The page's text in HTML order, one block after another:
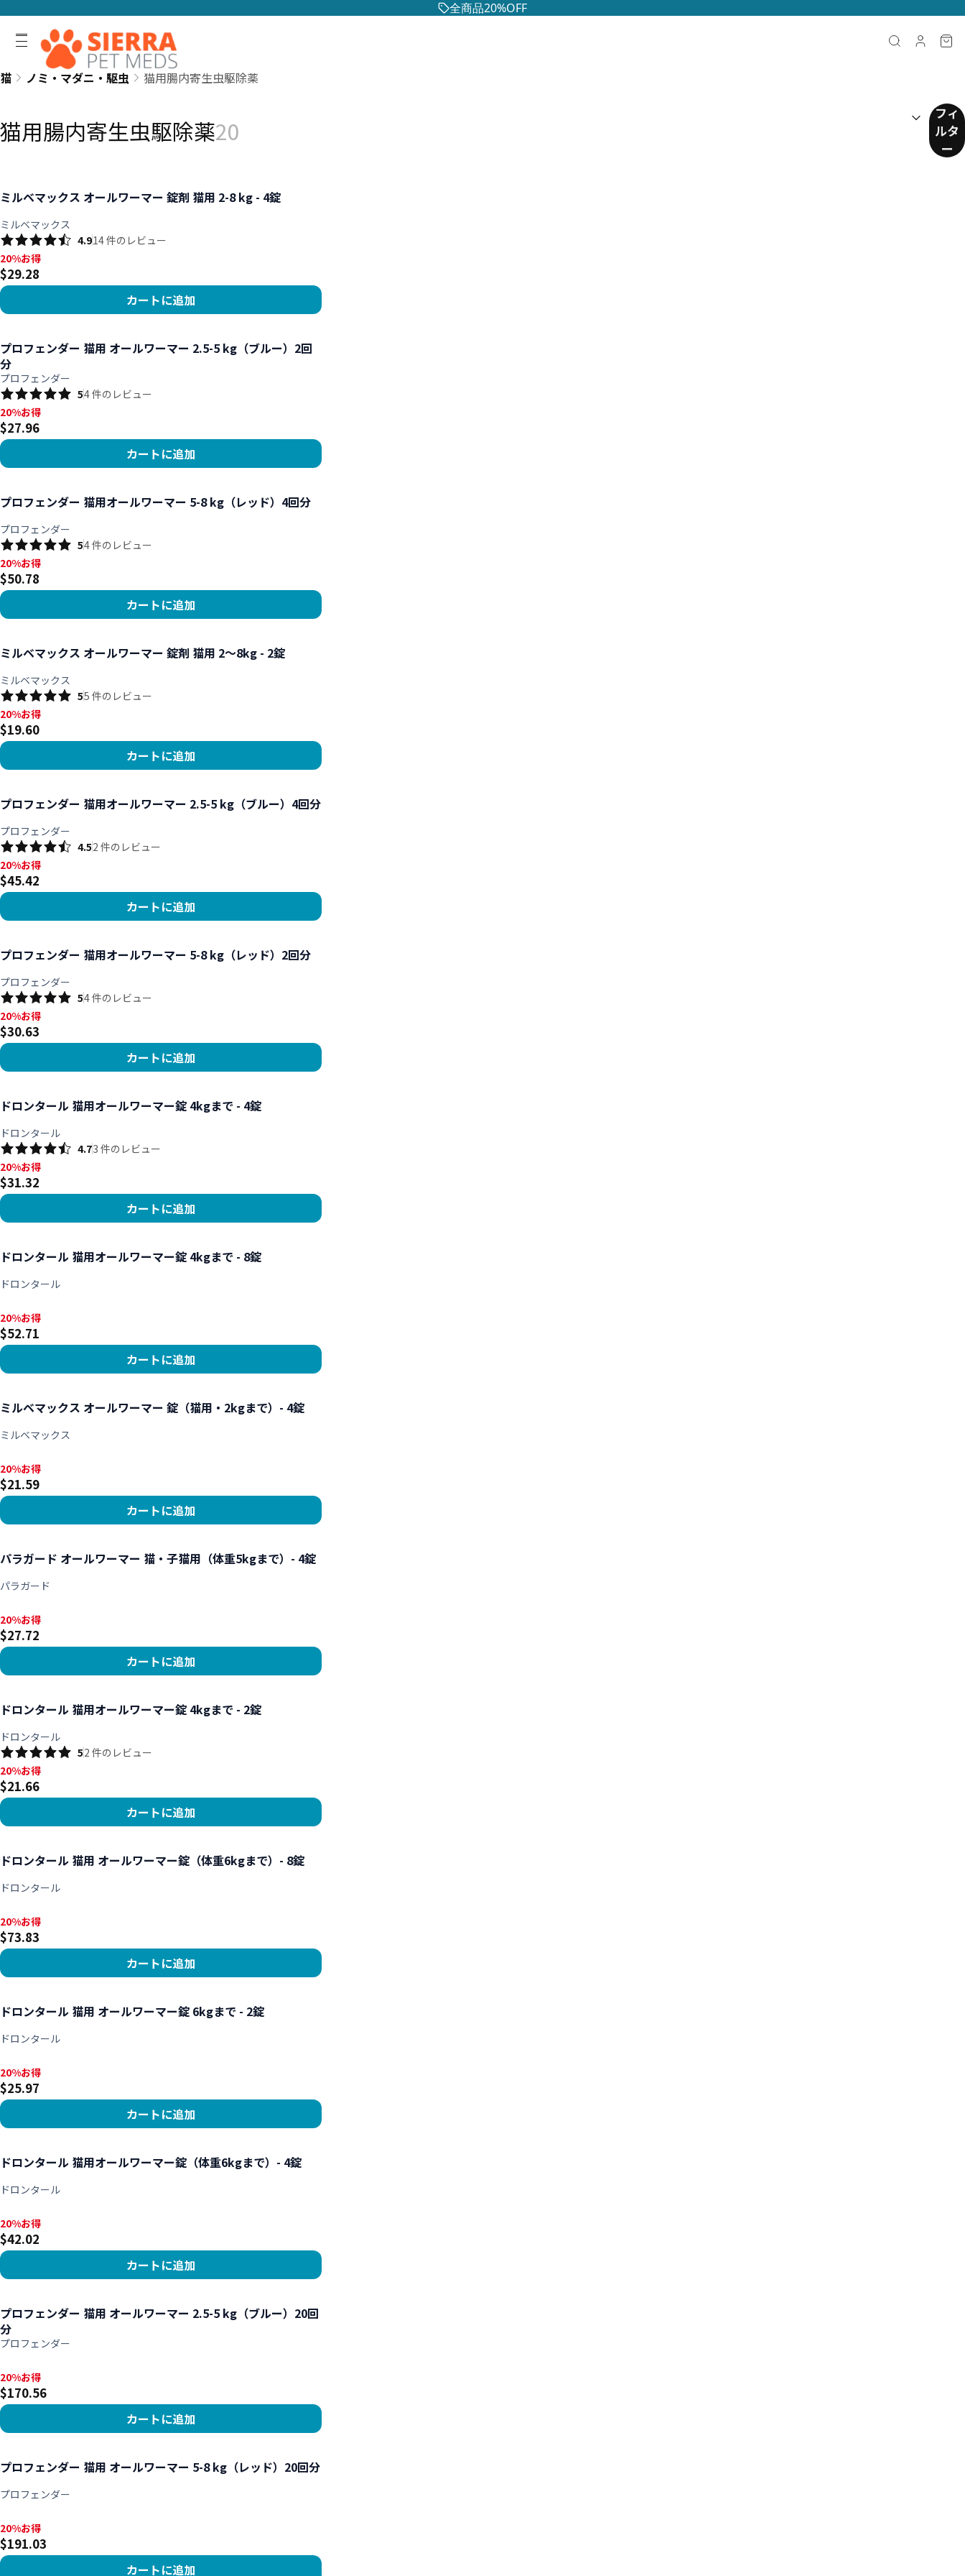
全商品20%OFF
猫 ノミ・マダニ・駆虫 猫用腸内寄生虫駆除薬
猫用腸内寄生虫駆除薬20
(任意)
フィ
ルタ
ー
ミルベマックス オールワーマー 錠剤 猫用 2-8 kg - 4錠
ミルベマックス
4.914件のレビュー
20%お得, $29.28
20%お得
$29.28
カートに追加
プロフェンダー 猫用 オールワーマー 2.5-5 kg（ブルー）2回
分
プロフェンダー
54件のレビュー
20%お得, $27.96
20%お得
$27.96
カートに追加
プロフェンダー 猫用オールワーマー 5-8 kg（レッド）4回分
プロフェンダー
54件のレビュー
20%お得, $50.78
20%お得
$50.78
カートに追加
ミルベマックス オールワーマー 錠剤 猫用 2～8kg - 2錠
ミルベマックス
55 件のレビュー
20%お得, $19.60
20%お得
$19.60
カートに追加
プロフェンダー 猫用オールワーマー 2.5-5 kg（ブルー）4回分
プロフェンダー
4.52 件のレビュー
20%お得, $45.42
20%お得
$45.42
カートに追加
プロフェンダー 猫用オールワーマー 5-8 kg（レッド）2回分
プロフェンダー
54件のレビュー
20%お得, $30.63
20%お得
$30.63
カートに追加
ドロンタール 猫用オールワーマー錠 4kgまで - 4錠
ドロンタール
4.73 件のレビュー
20%お得, $31.32
20%お得
$31.32
カートに追加
ドロンタール 猫用オールワーマー錠 4kgまで - 8錠
ドロンタール
20%お得, $52.71
20%お得
$52.71
カートに追加
ミルベマックス オールワーマー 錠（猫用・2kgまで）- 4錠
ミルベマックス
20%お得, $21.59
20%お得
$21.59
カートに追加
パラガード オールワーマー 猫・子猫用（体重5kgまで）- 4錠
パラガード
20%お得, $27.72
20%お得
$27.72
カートに追加
ドロンタール 猫用オールワーマー錠 4kgまで - 2錠
ドロンタール
52 件のレビュー
20%お得, $21.66
20%お得
$21.66
カートに追加
ドロンタール 猫用 オールワーマー錠（体重6kgまで）- 8錠
ドロンタール
20%お得, $73.83
20%お得
$73.83
カートに追加
ドロンタール 猫用 オールワーマー錠 6kgまで - 2錠
ドロンタール
20%お得, $25.97
20%お得
$25.97
カートに追加
ドロンタール 猫用オールワーマー錠（体重6kgまで）- 4錠
ドロンタール
20%お得, $42.02
20%お得
$42.02
カートに追加
プロフェンダー 猫用 オールワーマー 2.5-5 kg（ブルー）20回
分
プロフェンダー
20%お得, $170.56
20%お得
$170.56
カートに追加
プロフェンダー 猫用 オールワーマー 5-8 kg（レッド）20回分
プロフェンダー
20%お得, $191.03
20%お得
$191.03
カートに追加